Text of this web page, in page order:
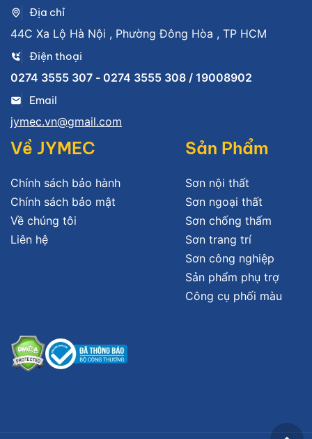
Địa chỉ
44C Xa Lộ Hà Nội , Phường Đông Hòa , TP HCM
Điện thoại
0274 3555 307 - 0274 3555 308 / 19008902
Email
jymec.vn@gmail.com
Về JYMEC
Chính sách bảo hành
Chính sách bảo mật
Về chúng tôi
Liên hệ
Sản Phẩm
Sơn nội thất
Sơn ngoại thất
Sơn chống thấm
Sơn trang trí
Sơn công nghiệp
Sản phẩm phụ trợ
Công cụ phối màu